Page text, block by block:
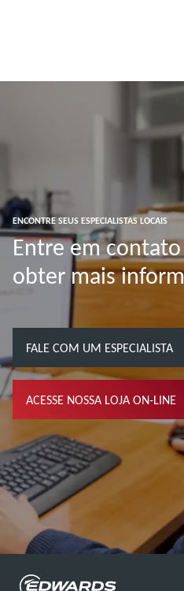
ENCONTRE SEUS ESPECIALISTAS LOCAIS
Entre em
obter mais
FALE COM UM ESPECIALISTA
ACESSE NOSSA LOJA ON-LINE